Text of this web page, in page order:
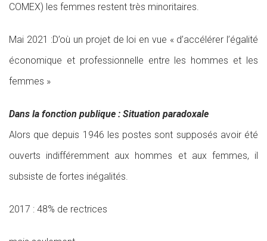
COMEX) les femmes restent très minoritaires.
Mai 2021 :D’où un projet de loi en vue « d’accélérer l’égalité
économique et professionnelle entre les hommes et les
femmes »
Dans la fonction publique : Situation paradoxale
Alors que depuis 1946 les postes sont supposés avoir été
ouverts indifféremment aux hommes et aux femmes, il
subsiste de fortes inégalités.
2017 : 48% de rectrices